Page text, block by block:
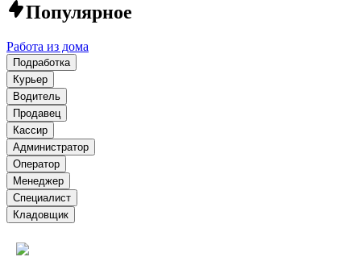
Популярное
Работа из дома
Подработка
Курьер
Водитель
Продавец
Кассир
Администратор
Оператор
Менеджер
Специалист
Кладовщик